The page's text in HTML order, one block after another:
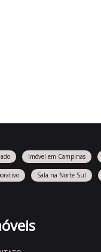
Imóvel em Campinas
Sala na Norte Sul